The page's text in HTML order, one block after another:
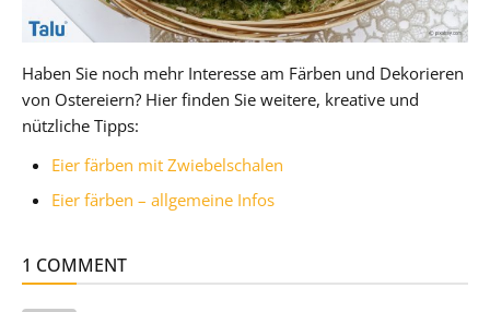
Haben Sie noch mehr Interesse am Färben und Dekorieren
von Ostereiern? Hier finden Sie weitere, kreative und
nützliche Tipps:
Eier färben mit Zwiebelschalen
Eier färben – allgemeine Infos
1 COMMENT